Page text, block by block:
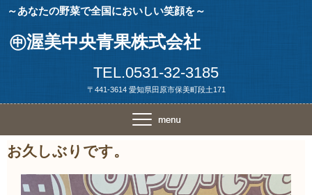
～あなたの野菜で全国においしい笑顔を～
㊥渥美中央青果株式会社
TEL.0531-32-3185
〒441-3614 愛知県田原市保美町段土171
お久しぶりです。